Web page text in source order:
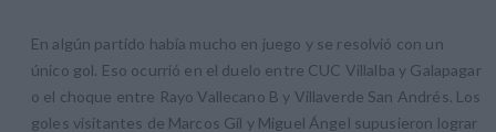
En algún partido había mucho en juego y se resolvió con un
único gol. Eso ocurrió en el duelo entre CUC Villalba y Galapagar
o el choque entre Rayo Vallecano B y Villaverde San Andrés. Los
goles visitantes de Marcos Gil y Miguel Ángel supusieron lograr